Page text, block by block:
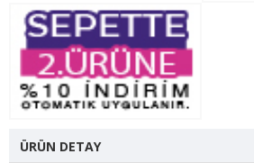
ÜRÜN DETAY